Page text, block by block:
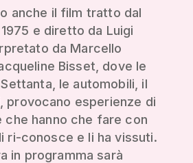
anche il film tratto dal
e diretto da Luigi
da Marcello
Bisset, dove le
le automobili, il
provocano esperienze di
che hanno che fare con
ri-conosce e li ha vissuti.
in programma sarà